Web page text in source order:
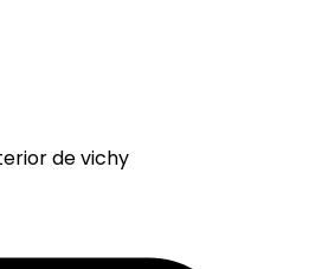
de vichy